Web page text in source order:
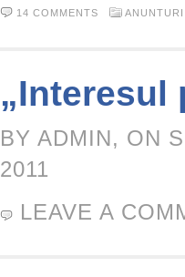
14 COMMENTS ANUNTURI
„Interesul
BY ADMIN, ON
2011
LEAVE A